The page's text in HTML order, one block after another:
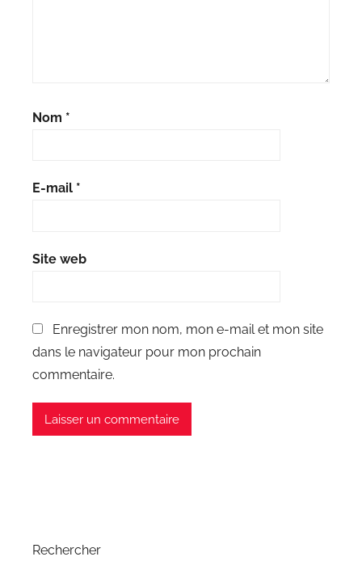
Nom *
E-mail *
Site web
Enregistrer mon nom, mon e-mail et mon site
dans le navigateur pour mon prochain
commentaire.
Rechercher